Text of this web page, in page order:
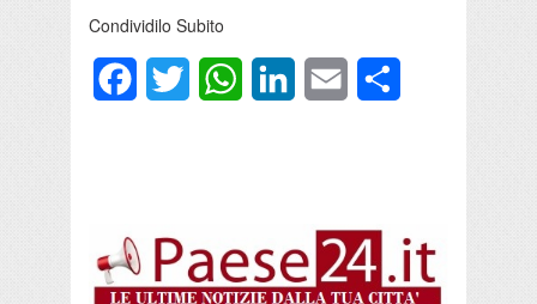
Condividilo Subito
FacebookTwitter WhatsAppLinkedInEmail